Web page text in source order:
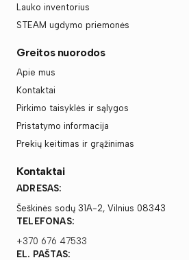
Lauko inventorius
STEAM ugdymo priemonės
Greitos nuorodos
Apie mus
Kontaktai
Pirkimo taisyklės ir sąlygos
Pristatymo informacija
Prekių keitimas ir grąžinimas
Kontaktai
ADRESAS:
Šeškinės sodų 31A-2, Vilnius 08343
TELEFONAS:
+370 676 47533
EL. PAŠTAS: